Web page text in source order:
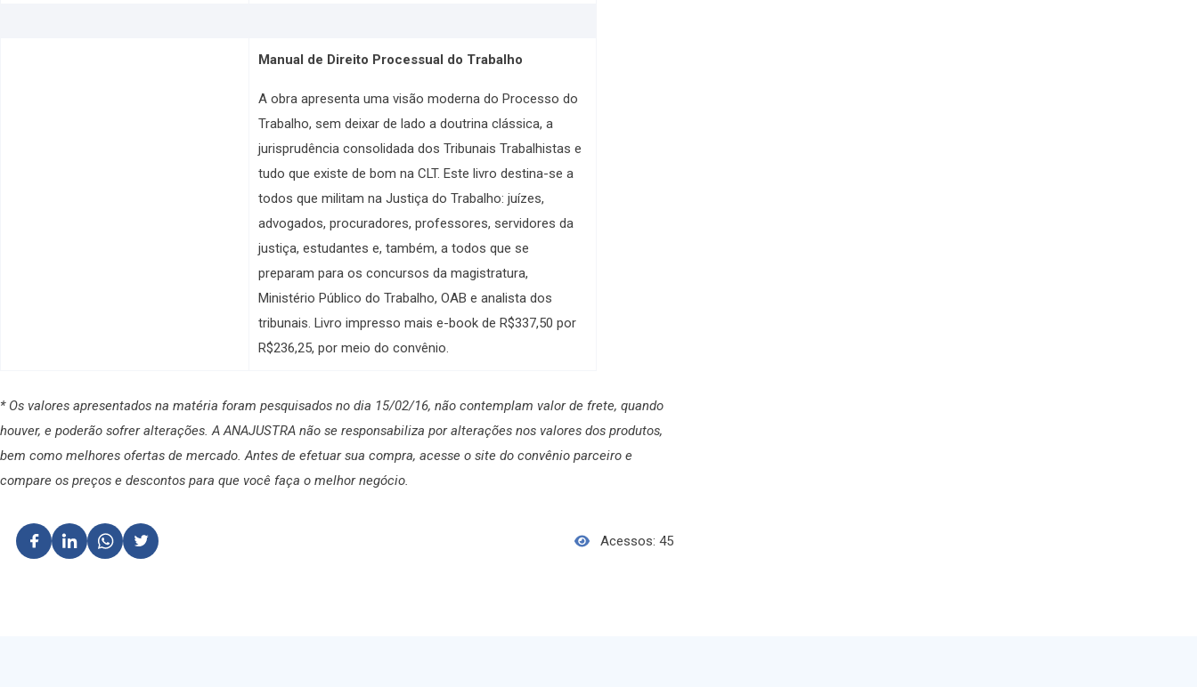
Manual de Direito Processual do Trabalho
A obra apresenta uma visão moderna do Processo do
Trabalho, sem deixar de lado a doutrina clássica, a
jurisprudência consolidada dos Tribunais Trabalhistas e
tudo que existe de bom na CLT. Este livro destina-se a
todos que militam na Justiça do Trabalho: juízes,
advogados, procuradores, professores, servidores da
justiça, estudantes e, também, a todos que se
preparam para os concursos da magistratura,
Ministério Público do Trabalho, OAB e analista dos
tribunais. Livro impresso mais e-book de R$337,50 por
R$236,25, por meio do convênio.
* Os valores apresentados na matéria foram pesquisados no dia 15/02/16, não contemplam valor de frete, quando
houver, e poderão sofrer alterações. A ANAJUSTRA não se responsabiliza por alterações nos valores dos produtos,
bem como melhores ofertas de mercado. Antes de efetuar sua compra, acesse o site do convênio parceiro e
compare os preços e descontos para que você faça o melhor negócio.
Acessos: 45